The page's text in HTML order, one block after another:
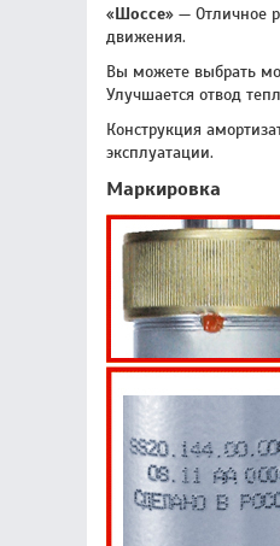
«Шоссе» — Отличное
движения.
Вы можете выбрать
Улучшается отвод
Конструкция
эксплуатации.
Маркировка